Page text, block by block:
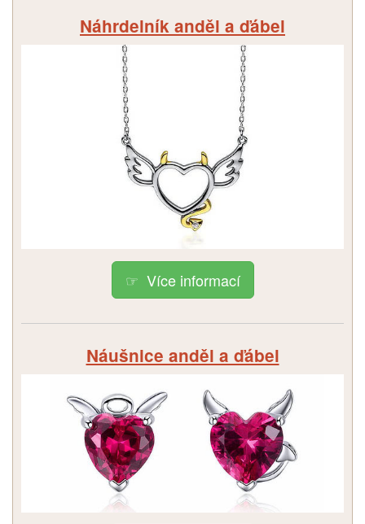
Náhrdelník anděl a ďábel
Více informací
Náušnice anděl a ďábel